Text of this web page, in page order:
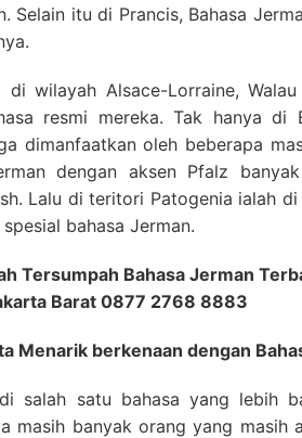
Selain itu di Prancis, Bahasa
di wilayah Alsace-Lorraine,
resmi mereka. Tak hanya di
dimanfaatkan oleh beberapa
dengan aksen Pfalz
Lalu di teritori Patogenia ialah
bahasa Jerman.
Tersumpah Bahasa Jerman
Barat 0877 2768 8883
Menarik berkenaan dengan
salah satu bahasa yang lebih
masih banyak orang yang masih